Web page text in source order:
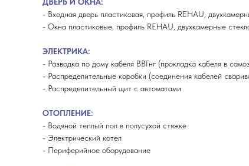
- Входная дверь пластиковая, профиль REHAU,
- Окна пластиковые, профиль REHAU, двухкамерные
ЭЛЕКТРИКА:
- Разводка по дому кабеля ВВГнг (прокладка кабеля в
- Распределительные коробки (соединения кабелей
- Распределительный щит с автоматами
ОТОПЛЕНИЕ:
- Водяной теплый пол в полусухой стяжке
- Электрический котел
- Периферийное оборудование